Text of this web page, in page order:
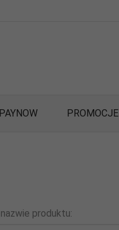
PAYNOW PROMOCJE
produktu: